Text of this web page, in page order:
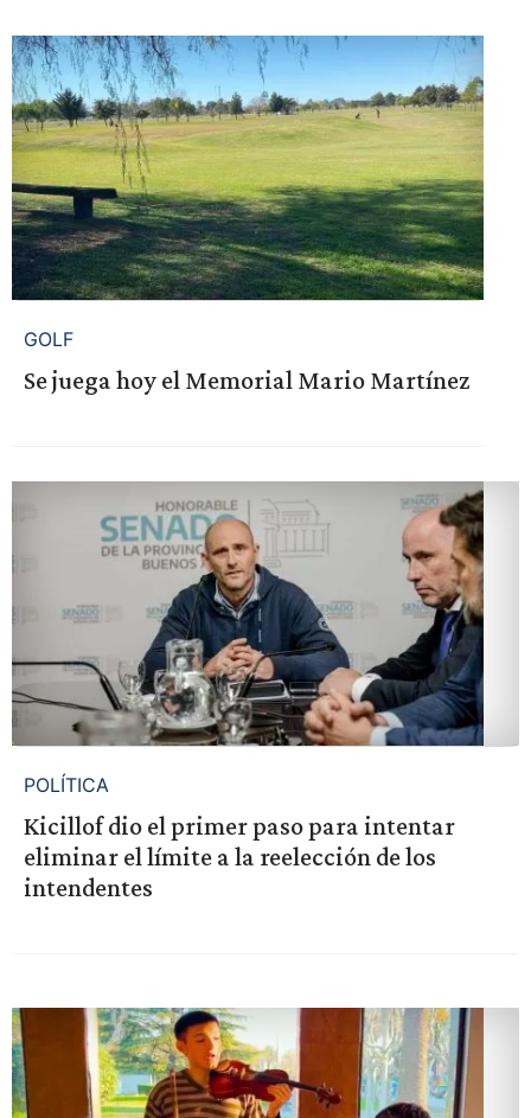
GOLF
Se juega hoy el Memorial Mario Martínez
POLÍTICA
Kicillof dio el primer paso para intentar
eliminar el límite a la reelección de los
intendentes